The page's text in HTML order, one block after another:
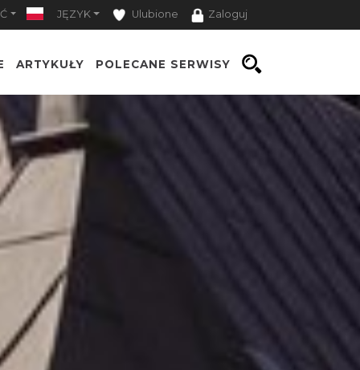
JĘZYK Ulubione Zaloguj
ARTYKUŁY POLECANE SERWISY